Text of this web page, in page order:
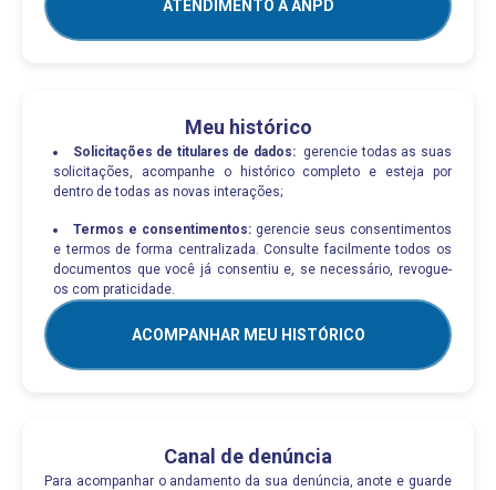
ATENDIMENTO À ANPD
Meu histórico
Solicitações de titulares de dados: gerencie todas as suas
solicitações, acompanhe o histórico completo e esteja por
dentro de todas as novas interações;
Termos e consentimentos: gerencie seus consentimentos
e termos de forma centralizada. Consulte facilmente todos os
documentos que você já consentiu e, se necessário, revogue-
os com praticidade.
ACOMPANHAR MEU HISTÓRICO
Canal de denúncia
Para acompanhar o andamento da sua denúncia, anote e guarde